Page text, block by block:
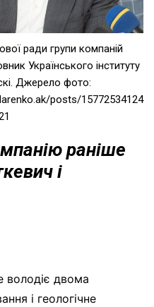
ради групи компаній
Українського інституту
Джерело фото:
posts/15772534124
раніше
і
володіє двома
і геологічне